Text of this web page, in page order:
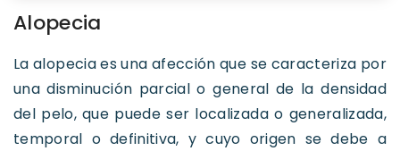
Alopecia
La alopecia es una afección que se caracteriza por
una disminución parcial o general de la densidad
del pelo, que puede ser localizada o generalizada,
temporal o definitiva, y cuyo origen se debe a